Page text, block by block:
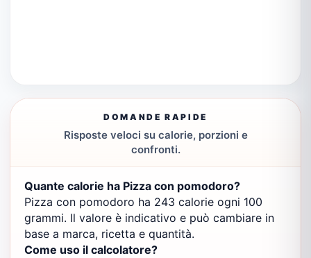
DOMANDE RAPIDE
Risposte veloci su calorie, porzioni e
confronti.
Quante calorie ha Pizza con pomodoro?
Pizza con pomodoro ha 243 calorie ogni 100
grammi. Il valore è indicativo e può cambiare in
base a marca, ricetta e quantità.
Come uso il calcolatore?